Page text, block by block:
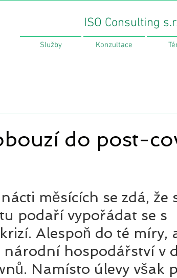
ISO Consulting
Služby Konzultace
do post-
měsících se zdá, že
podaří vypořádat se s
Alespoň do té míry,
hospodářství v
Namísto úlevy však